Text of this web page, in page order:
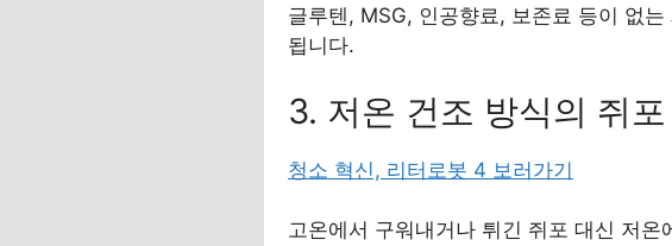
글루텐, MSG, 인공향료, 보존료 등이 없
됩니다.
3. 저온 건조 방식의 쥐포
청소 혁신, 리터로봇 4 보러가기
고온에서 구워내거나 튀긴 쥐포 대신 저